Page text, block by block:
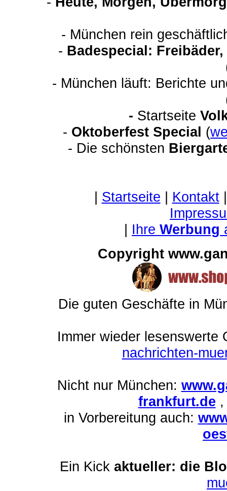
- München rein
- Badespecial:
- München läuft: Berichte
- Startseite
- Oktoberfest Special (
- Die schönsten
| Startseite | Kontakt
| Ihre Werbung
Copyright
Die guten Geschäfte in
Immer wieder lesenswerte
nachrichten-
Nicht nur München:
frankfurt.de
in Vorbereitung auch:
Ein Kick aktueller: die